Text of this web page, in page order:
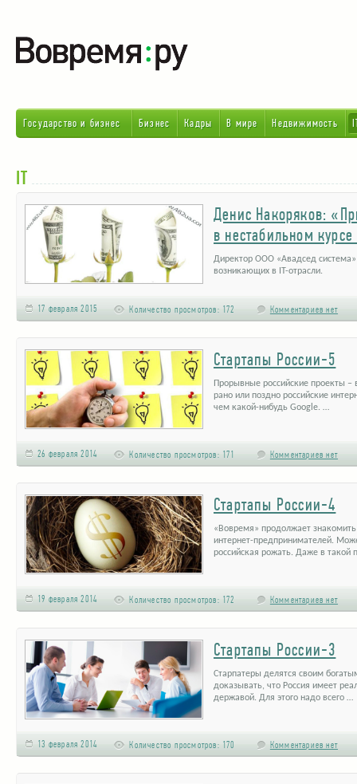
Государство и бизнес Бизнес Кадры В мире Недвижимость
IT
Денис Накоряков:
в нестабильном
Директор ООО «Авадсед
возникающих в IT-отрасли.
17 февраля 2015 Количество просмотров: 172 Комментариев нет
Стартапы России-5
Прорывные российские проекты –
рано или поздно российские
чем какой-нибудь Google. …
26 февраля 2014 Количество просмотров: 171 Комментариев нет
Стартапы России-4
«Вовремя» продолжает
интернет-предпринимателей.
российская рожать. Даже в такой
19 февраля 2014 Количество просмотров: 172 Комментариев нет
Стартапы России-3
Старпатеры делятся своим
доказывать, что Россия имеет
державой. Для этого надо всего …
13 февраля 2014 Количество просмотров: 170 Комментариев нет